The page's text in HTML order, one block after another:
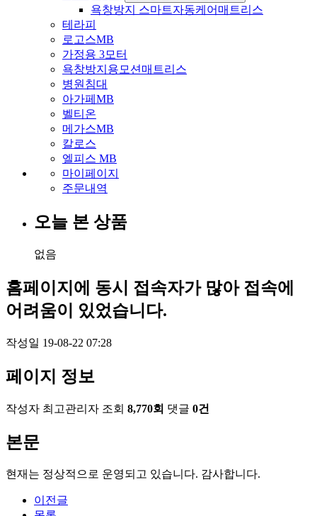
욕창방지 스마트자동케어매트리스
테라피
로고스MB
가정용 3모터
욕창방지용모션매트리스
병원침대
아가페MB
벨티온
메가스MB
칼로스
엘피스 MB
마이페이지
주문내역
오늘 본 상품
없음
홈페이지에 동시 접속자가 많아 접속에
어려움이 있었습니다.
작성일 19-08-22 07:28
페이지 정보
작성자 최고관리자 조회 8,770회 댓글 0건
본문
현재는 정상적으로 운영되고 있습니다. 감사합니다.
이전글